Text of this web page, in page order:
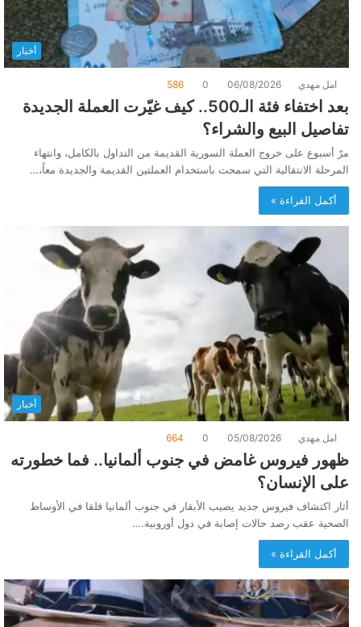
أخبار
امل مهدي 06/08/2026
0
586
بعد اختفاء فئة الـ500.. كيف غيّرت العملة الجديدة
تفاصيل البيع والشراء؟
مرّ أسبوع على خروج العملة السورية القديمة من التداول بالكامل، وانتهاء
المرحلة الانتقالية التي سمحت باستخدام العملتين القديمة والجديدة معاً،…
أكمل القراءة »
أخبار
امل مهدي 05/08/2026
0
664
ظهور فيروس غامض في جنوب ألمانيا.. فما خطورته
على الإنسان؟
أثار اكتشاف فيروس جديد يصيب الأبقار في جنوب ألمانيا قلقا في الأوساط
الصحية عقب رصد حالات إصابة في دول أوروبية.…
أكمل القراءة »